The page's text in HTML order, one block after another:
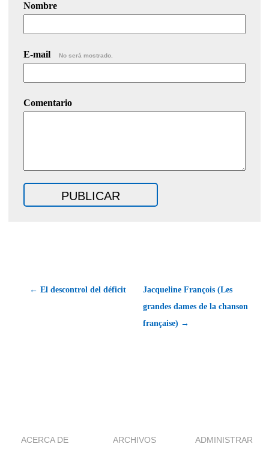
Nombre
E-mail No será mostrado.
Comentario
← El descontrol del déficit
Jacqueline François (Les
grandes dames de la chanson
française) →
ACERCA DE ARCHIVOS ADMINISTRAR